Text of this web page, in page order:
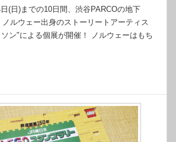
(日)までの10日間、渋谷PARCOの地下
ルウェー出身のストーリートアーティス
ン"による個展が開催！ ノルウェーはもち